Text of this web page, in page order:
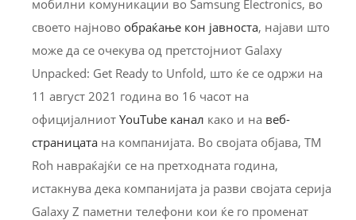
мобилни комуникации во Samsung Electronics, во
своето најново обраќање кон јавноста, најави што
може да се очекува од претстојниот Galaxy
Unpacked: Get Ready to Unfold, што ќе се одржи на
11 август 2021 година во 16 часот на
официјалниот YouTube канал какo и на веб-
страницата на компанијата. Во својата објава, TM
Roh навраќајќи се на претходната година,
истакнува дека компанијата ја разви својата серија
Galaxy Z паметни телефони кои ќе го променат